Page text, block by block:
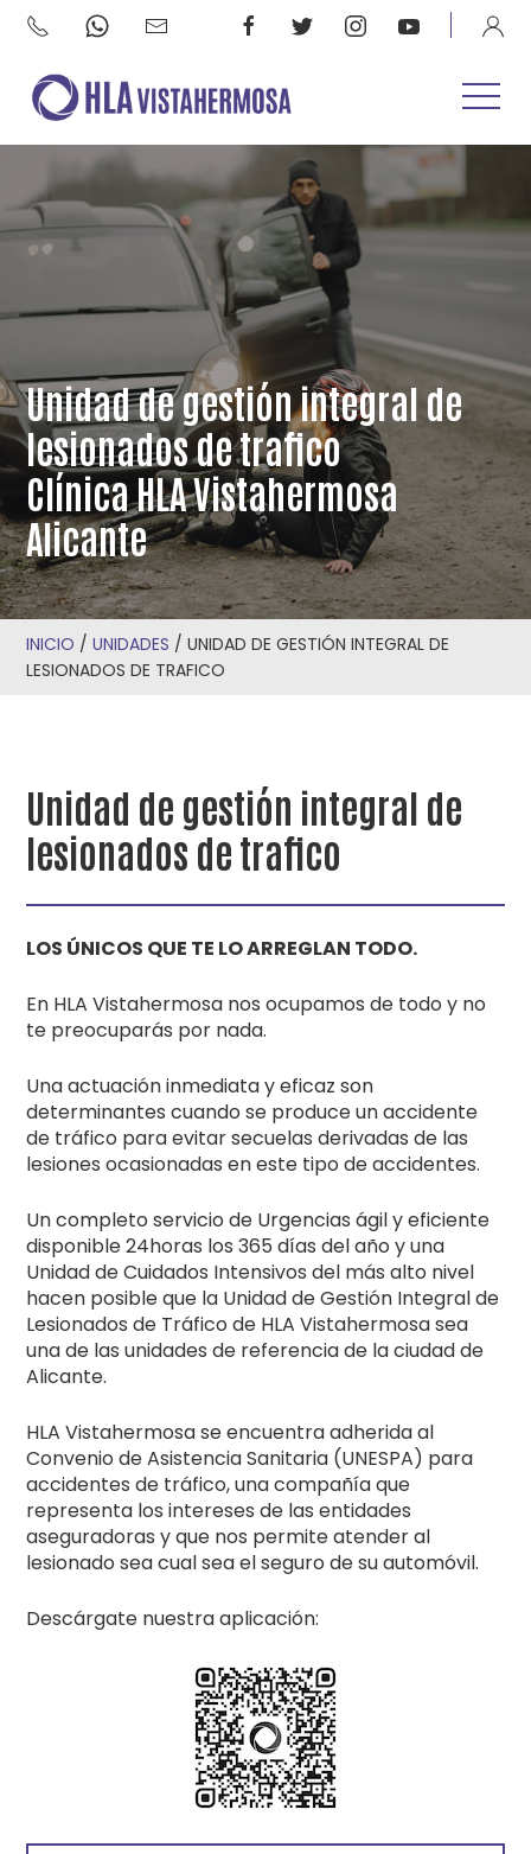
Unidad de gestión integral de
lesionados de trafico
Clínica HLA Vistahermosa
Alicante
INICIO /UNIDADES /UNIDAD DE GESTIÓN INTEGRAL DE
LESIONADOS DE TRAFICO
Unidad de gestión integral de
lesionados de trafico
LOS ÚNICOS QUE TE LO ARREGLAN TODO.
En HLA Vistahermosa nos ocupamos de todo y no
te preocuparás por nada.
Una actuación inmediata y eficaz son
determinantes cuando se produce un accidente
de tráfico para evitar secuelas derivadas de las
lesiones ocasionadas en este tipo de accidentes.
Un completo servicio de Urgencias ágil y eficiente
disponible 24horas los 365 días del año y una
Unidad de Cuidados Intensivos del más alto nivel
hacen posible que la Unidad de Gestión Integral de
Lesionados de Tráfico de HLA Vistahermosa sea
una de las unidades de referencia de la ciudad de
Alicante.
HLA Vistahermosa se encuentra adherida al
Convenio de Asistencia Sanitaria (UNESPA) para
accidentes de tráfico, una compañía que
representa los intereses de las entidades
aseguradoras y que nos permite atender al
lesionado sea cual sea el seguro de su automóvil.
Descárgate nuestra aplicación: